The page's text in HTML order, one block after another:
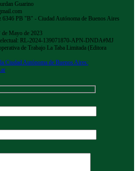
Guarino
6346 PB "B" - Ciudad Autónoma de Buenos Aires
de Mayo de 2023
RL-2024-139071870-APN-DNDA#MJ
de Trabajo La Taba Limitada (Editora
Ciudad Autónoma de Buenos Aires: